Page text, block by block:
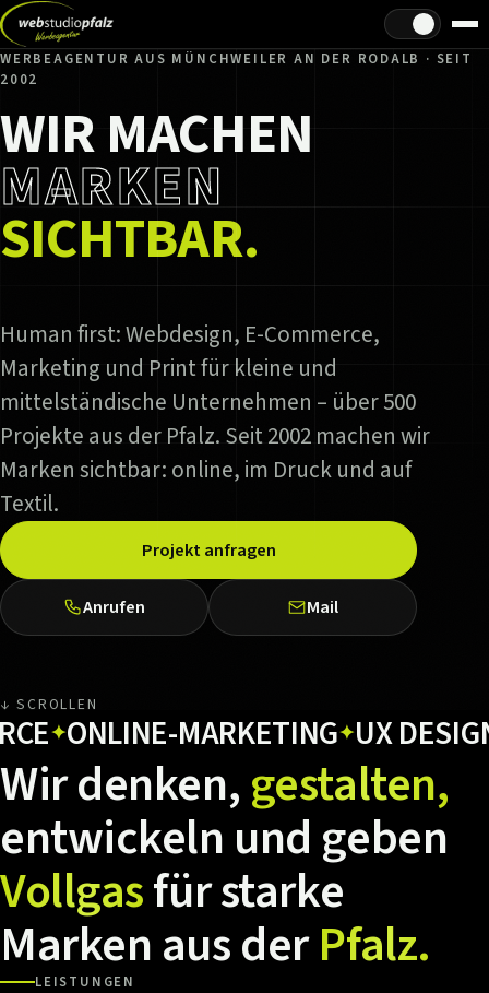
Hell/Dunkel
WERBEAGENTUR AUS MÜNCHWEILER AN DER RODALB · SEIT
2002
WIR MACHEN
MARKEN
SICHTBAR.
Human first: Webdesign, E-Commerce,
Marketing und Print für kleine und
mittelständische Unternehmen – über 500
Projekte aus der Pfalz. Seit 2002 machen wir
Marken sichtbar: online, im Druck und auf
Textil.
Projekt anfragen
Anrufen Mail
↓ SCROLLEN
ONLINE-MARKETING✦ UX DESIGN✦
Wirdenken,gestalten,
entwickeln und geben
Vollgasfürstarke
MarkenausderPfalz.
LEISTUNGEN